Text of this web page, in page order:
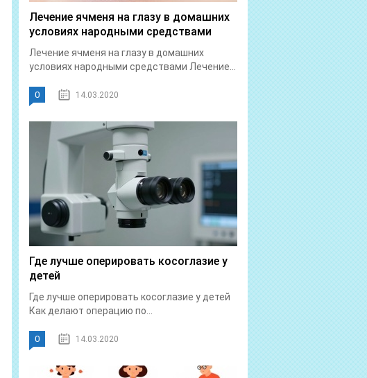
Лечение ячменя на глазу в домашних
условиях народными средствами
Лечение ячменя на глазу в домашних
условиях народными средствами Лечение...
0 14.03.2020
Где лучше оперировать косоглазие у
детей
Где лучше оперировать косоглазие у детей
Как делают операцию по...
0 14.03.2020